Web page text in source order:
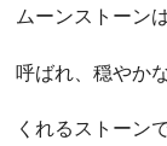
ムーンストーン
呼ばれ、穏やか
くれるストーンで